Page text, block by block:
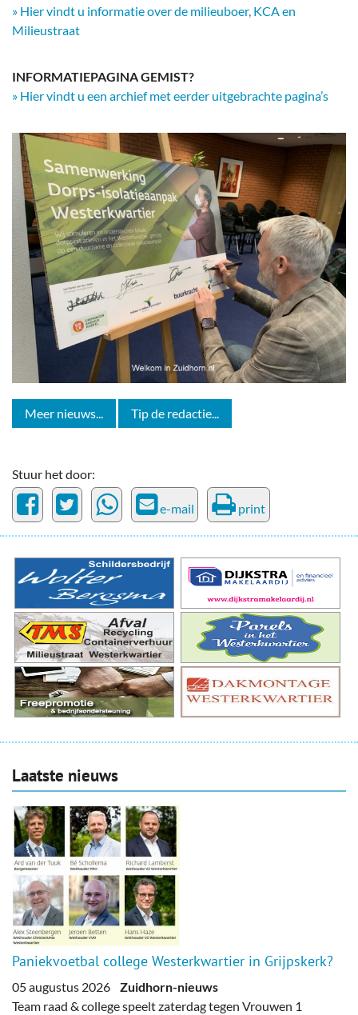
» Hier vindt u informatie over de milieuboer, KCA en
Milieustraat
INFORMATIEPAGINA GEMIST?
» Hier vindt u een archief met eerder uitgebrachte pagina’s
Meer nieuws... Tip de redactie...
Stuur het door:
e-mail print
Laatste nieuws
Paniekvoetbal college Westerkwartier in Grijpskerk?
05 augustus 2026 Zuidhorn-nieuws
Team raad & college speelt zaterdag tegen Vrouwen 1